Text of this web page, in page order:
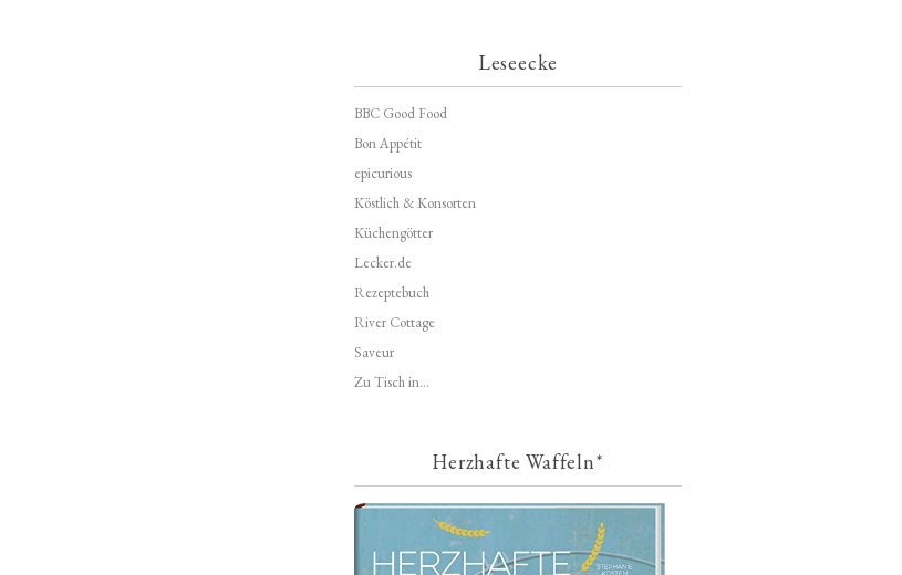
Leseecke
BBC Good Food
Bon Appétit
epicurious
Köstlich & Konsorten
Küchengötter
Lecker.de
Rezeptebuch
River Cottage
Saveur
Zu Tisch in...
Herzhafte Waffeln*